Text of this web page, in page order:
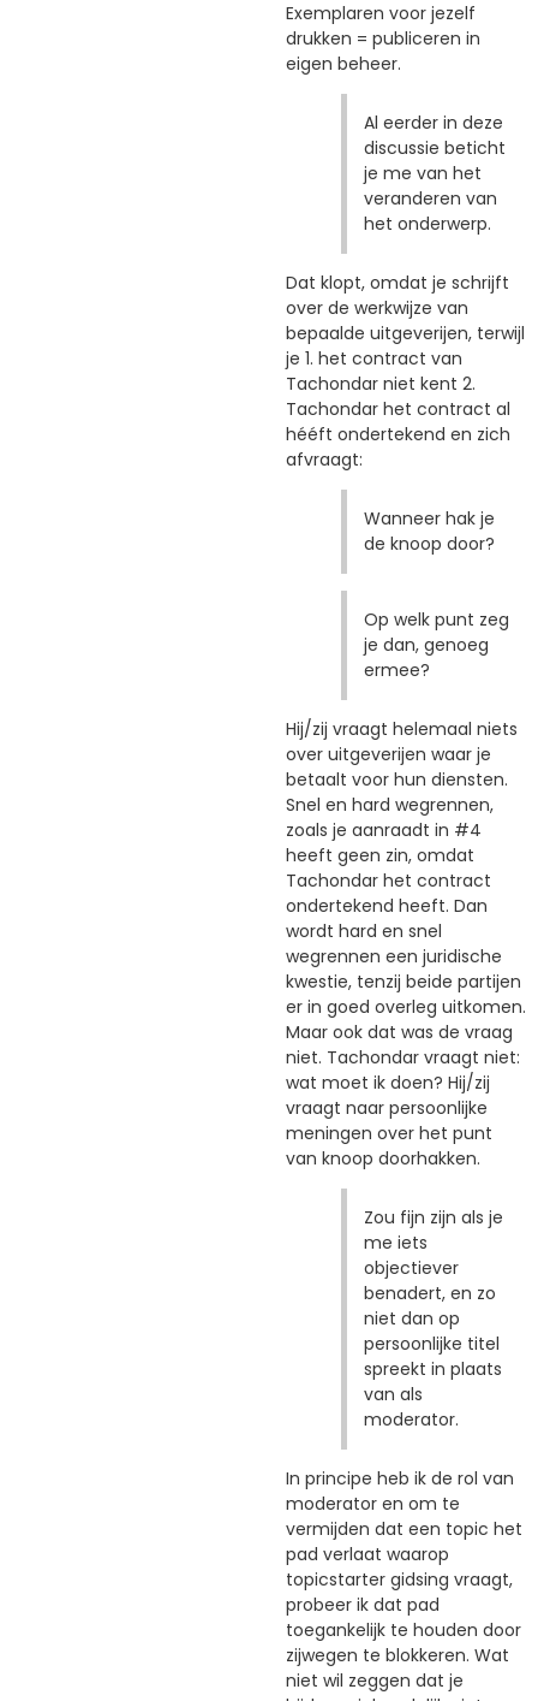
Exemplaren voor jezelf
drukken = publiceren in
eigen beheer.
Al eerder in deze
discussie beticht
je me van het
veranderen van
het onderwerp.
Dat klopt, omdat je schrijft
over de werkwijze van
bepaalde uitgeverijen, terwijl
je 1. het contract van
Tachondar niet kent 2.
Tachondar het contract al
hééft ondertekend en zich
afvraagt:
Wanneer hak je
de knoop door?
Op welk punt zeg
je dan, genoeg
ermee?
Hij/zij vraagt helemaal niets
over uitgeverijen waar je
betaalt voor hun diensten.
Snel en hard wegrennen,
zoals je aanraadt in #4
heeft geen zin, omdat
Tachondar het contract
ondertekend heeft. Dan
wordt hard en snel
wegrennen een juridische
kwestie, tenzij beide partijen
er in goed overleg uitkomen.
Maar ook dat was de vraag
niet. Tachondar vraagt niet:
wat moet ik doen? Hij/zij
vraagt naar persoonlijke
meningen over het punt
van knoop doorhakken.
Zou fijn zijn als je
me iets
objectiever
benadert, en zo
niet dan op
persoonlijke titel
spreekt in plaats
van als
moderator.
In principe heb ik de rol van
moderator en om te
vermijden dat een topic het
pad verlaat waarop
topicstarter gidsing vraagt,
probeer ik dat pad
toegankelijk te houden door
zijwegen te blokkeren. Wat
niet wil zeggen dat je